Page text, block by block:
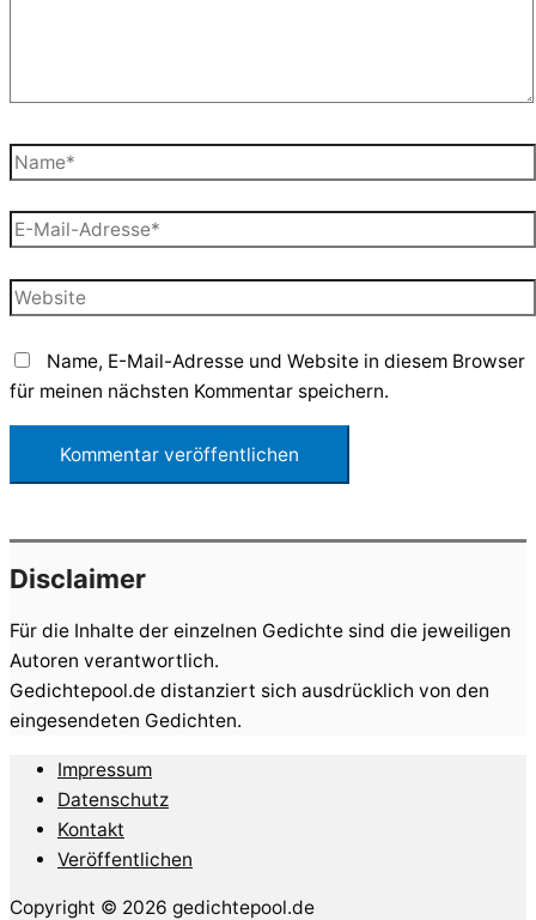
Name*
E-
Mail-
Adresse*
Website
Name, E-Mail-Adresse und Website in diesem Browser
für meinen nächsten Kommentar speichern.
Disclaimer
Für die Inhalte der einzelnen Gedichte sind die jeweiligen
Autoren verantwortlich.
Gedichtepool.de distanziert sich ausdrücklich von den
eingesendeten Gedichten.
Impressum
Datenschutz
Kontakt
Veröffentlichen
Copyright © 2026 gedichtepool.de